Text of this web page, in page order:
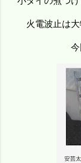
火電波止は